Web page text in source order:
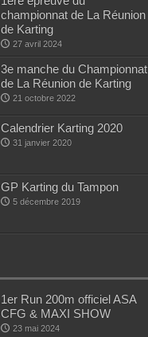
championnat de La Réunion
de Karting
27 avril 2024
3e manche du Championnat
de La Réunion de Karting
21 octobre 2022
Calendrier Karting 2020
31 janvier 2020
GP Karting du Tampon
5 décembre 2019
1er Run 200m officiel ASA
CFG & MAXI SHOW
23 mai 2024